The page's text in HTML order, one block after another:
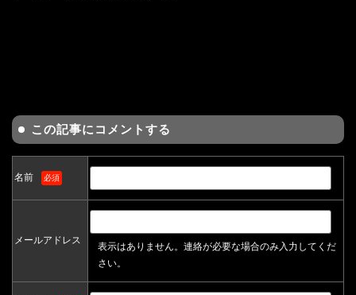
この記事にコメントする
名前 必須
メールアドレス
表示はありません。連絡が必要な場合のみ入力してくだ
さい。